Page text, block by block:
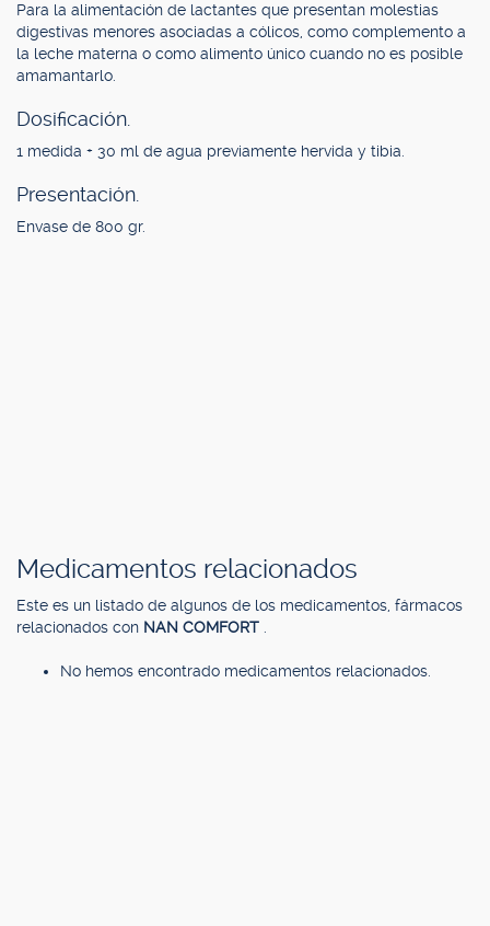
Para la alimentación de lactantes que presentan molestias
digestivas menores asociadas a cólicos, como complemento a
la leche materna o como alimento único cuando no es posible
amamantarlo.
Dosificación.
1 medida + 30 ml de agua previamente hervida y tibia.
Presentación.
Envase de 800 gr.
Medicamentos relacionados
Este es un listado de algunos de los medicamentos, fármacos
relacionados con NAN COMFORT
No hemos encontrado medicamentos relacionados.